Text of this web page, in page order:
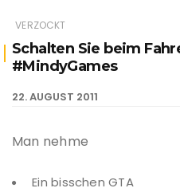
VERZOCKT
Schalten Sie beim
#MindyGames
22. AUGUST 2011
Man nehme
Ein bisschen GTA